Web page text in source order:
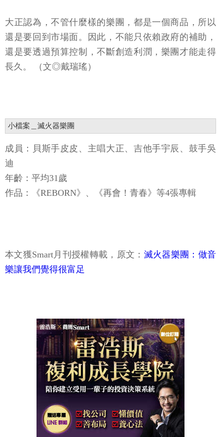
大正認為，不管什麼樣的樂團，都是一個商品，所以
還是要回到市場面。因此，不能只依賴政府的補助，
還是要透過預算控制，不斷創造利潤，樂團才能走得
長久。 （文◎戴瑞瑤）
小檔案＿滅火器樂團
成員：貝斯手皮皮、主唱大正、吉他手宇辰、鼓手吳
迪
年齡：平均31歲
作品：《REBORN》、《再會！青春》等4張專輯
本文獲Smart月刊授權轉載，原文： 滅火器樂團：做音
樂讓我們覺得很富足